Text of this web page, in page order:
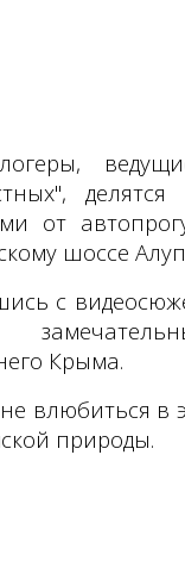
от
шоссе
с
Крыма.
влюбиться в
природы.